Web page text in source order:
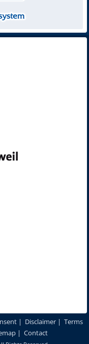
| Disclaimer | Terms
| Contact